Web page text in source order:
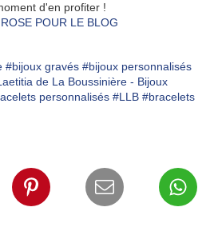
d'en profiter !
#bijoux gravés #bijoux personnalisés
de La Boussinière - Bijoux
personnalisés #LLB #bracelets